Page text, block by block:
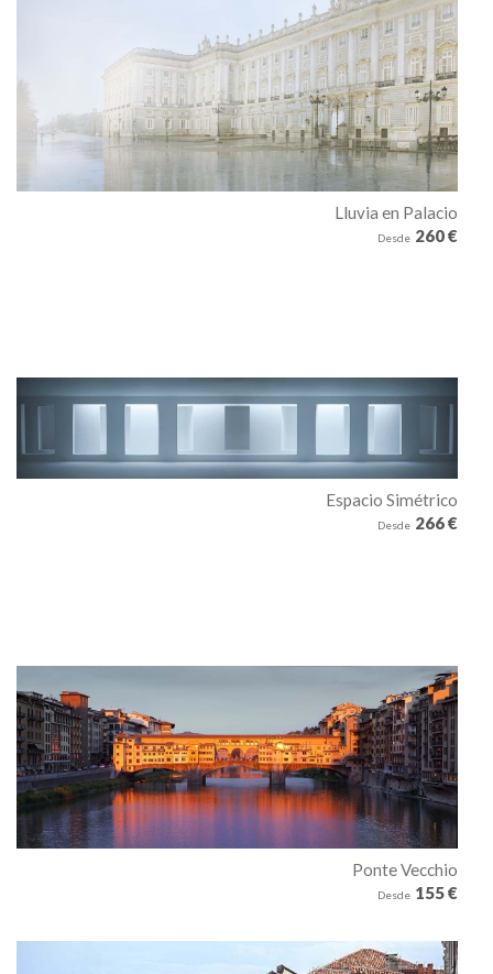
Lluvia en Palacio
Desde 260 €
Espacio Simétrico
Desde 266 €
Ponte Vecchio
Desde 155 €